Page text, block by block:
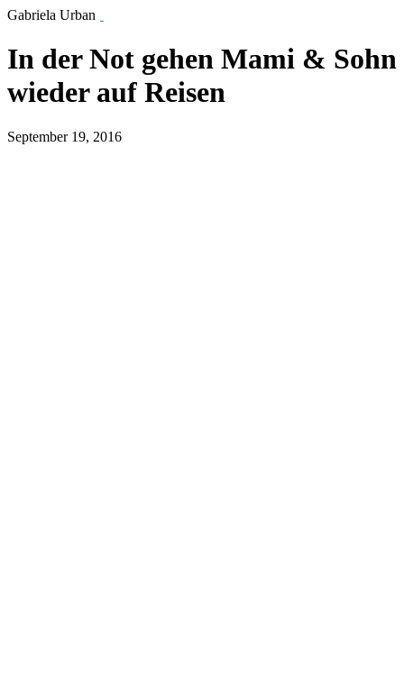
Gabriela Urban
In der Not gehen Mami & Sohn
wieder auf Reisen
September 19, 2016